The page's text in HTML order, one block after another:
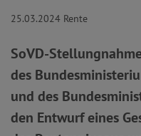
25.03.2024 Rente
SoVD-
des
und des
den Entwurf eines